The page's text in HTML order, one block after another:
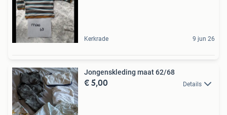
Kerkrade 9 jun 26
Jongenskleding maat 62/68
€ 5,00 Details